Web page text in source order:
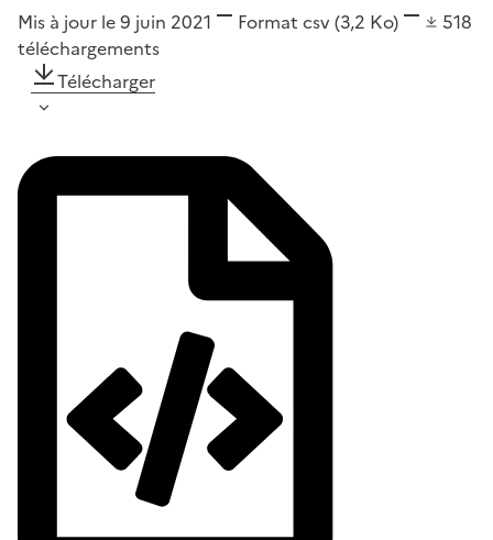
Mis à jour le 9 juin 2021 Format csv(3,2 Ko)
518
téléchargements
Télécharger